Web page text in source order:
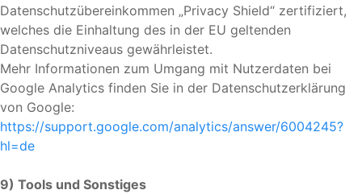
Datenschutzübereinkommen „Privacy Shield“ zertifiziert,
welches die Einhaltung des in der EU geltenden
Datenschutzniveaus gewährleistet.
Mehr Informationen zum Umgang mit Nutzerdaten bei
Google Analytics finden Sie in der Datenschutzerklärung
von Google:
https://support.google.com/analytics/answer/6004245?
hl=de
9) Tools und Sonstiges